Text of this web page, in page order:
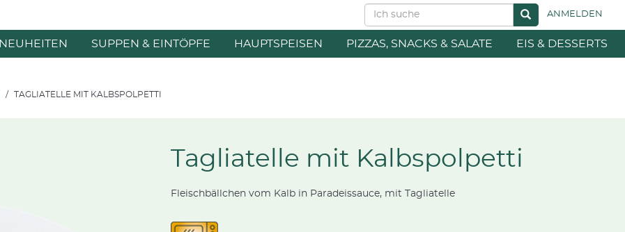
ANMELDEN
NEUHEITEN SUPPEN & EINTÖPFE HAUPTSPEISEN PIZZAS, SNACKS & SALATE EIS & DESSERTS
TAGLIATELLE MIT KALBSPOLPETTI
Tagliatelle mit Kalbspolpetti
Fleischbällchen vom Kalb in Paradeissauce, mit Tagliatelle